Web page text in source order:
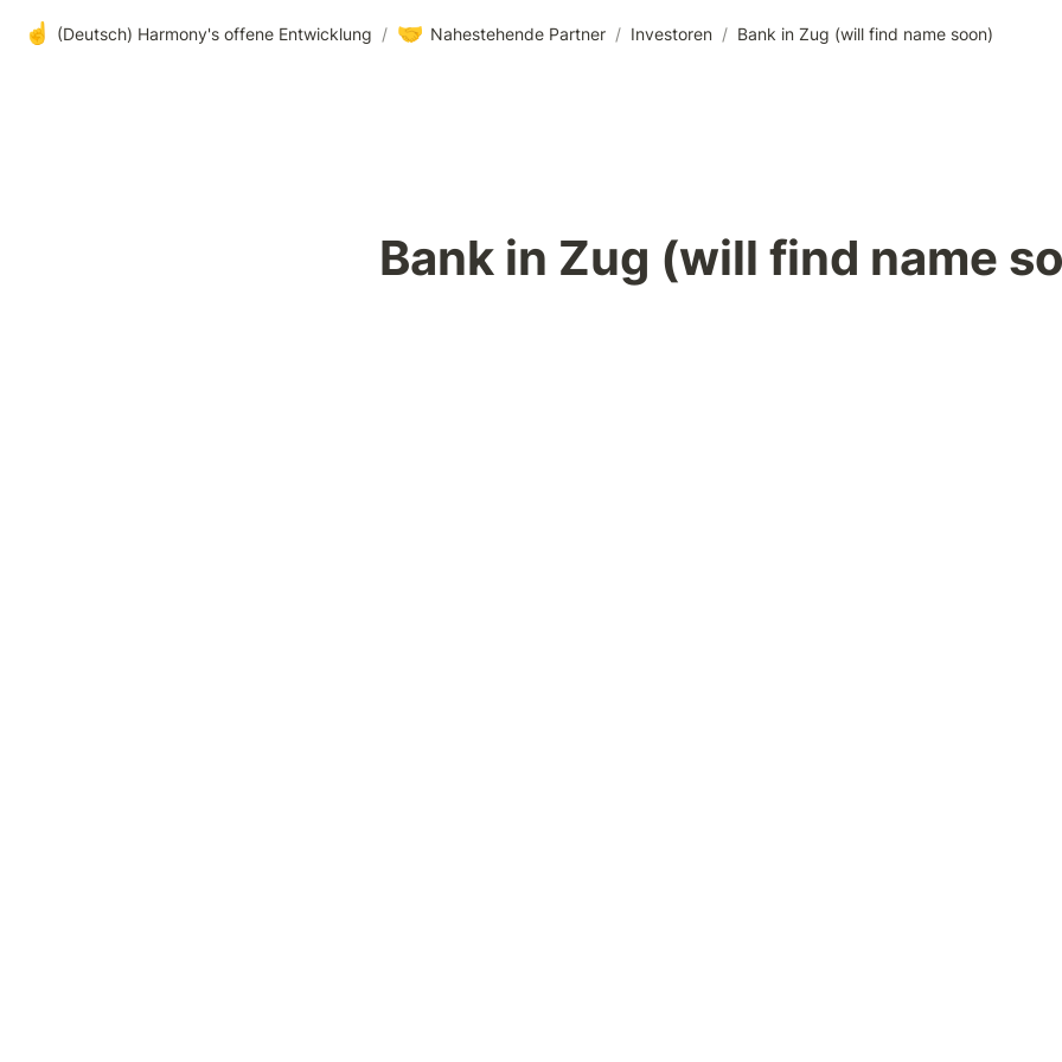
☝️ (Deutsch) Harmony's offene Entwicklung / 🤝 Nahestehende Partner / Investoren / Bank in Zug (will find name soon)
Bank in Zug (will find name